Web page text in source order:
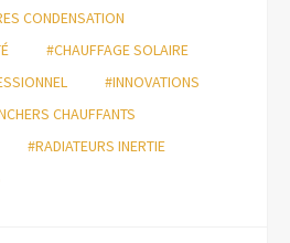
CONDENSATION
#CHAUFFAGE SOLAIRE
#INNOVATIONS
CHAUFFANTS
#RADIATEURS INERTIE